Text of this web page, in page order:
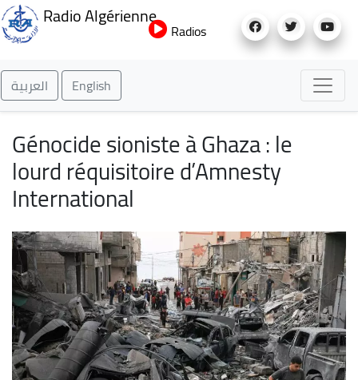
au
Radio Algérienne
Radios
العربية English
Génocide sioniste à Ghaza : le
lourd réquisitoire d’Amnesty
International